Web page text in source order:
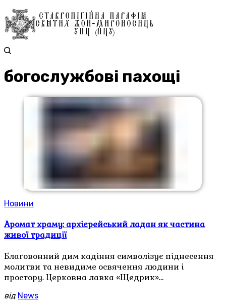
богослужбові пахощі
Новини
Аромат храму: архієрейський ладан як частина
живої традиції
Благовонний дим кадіння символізує піднесення
молитви та невидиме освячення людини і
простору. Церковна лавка «Щедрик»…
від News